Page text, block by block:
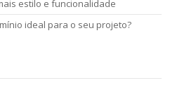
estilo e funcionalidade
ideal para o seu projeto?